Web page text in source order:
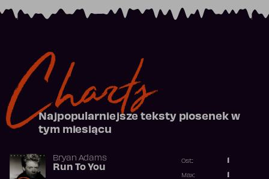
Charts
Najpopularniejsze teksty piosenek w
tym miesiącu
Bryan Adams
Run To You
Ost.:
Max: